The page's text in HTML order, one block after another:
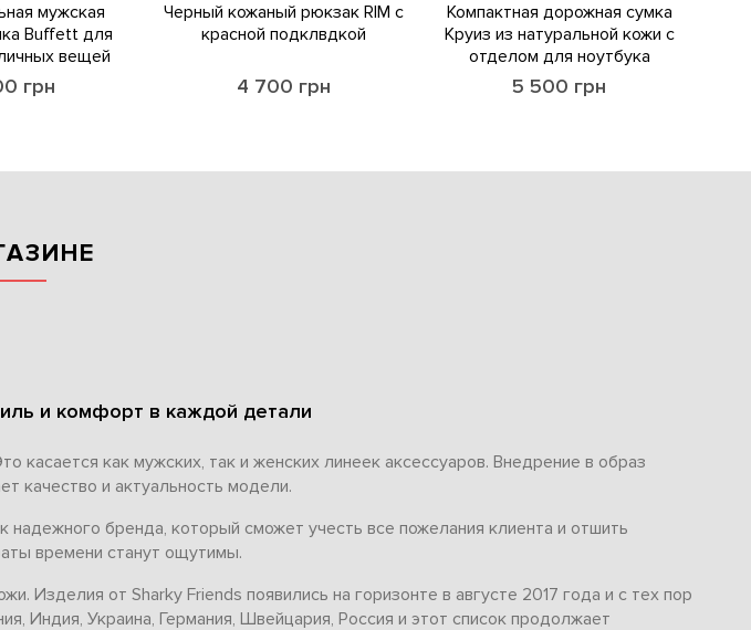
мужская
Buffett для
вещей
грн
Черный кожаный рюкзак RIM с
красной подклвдкой
4 700 грн
Компактная дорожная сумка
Круиз из натуральной кожи с
отделом для ноутбука
5 500 грн
и комфорт в каждой детали
как мужских, так и женских линеек аксессуаров. Внедрение в образ
качество и актуальность модели.
бренда, который сможет учесть все пожелания клиента и отшить
времени станут ощутимы.
Изделия от Sharky Friends появились на горизонте в августе 2017 года и с тех пор
Индия, Украина, Германия, Швейцария, Россия и этот список продолжает